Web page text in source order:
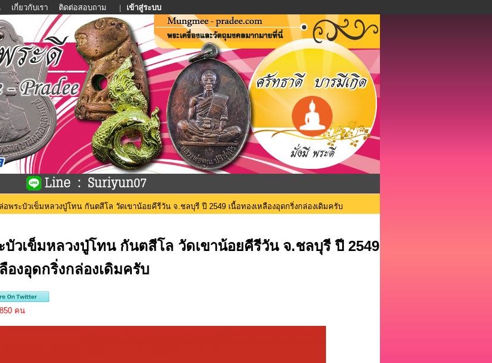
เกี่ยวกับเรา ติดต่อสอบถาม | เข้าสู่ระบบ
อพระบัวเข็มหลวงปู่โทน กันตสีโล วัดเขาน้อยคีรีวัน จ.ชลบุรี ปี 2549 เนื้อทองเหลืองอุดกริ่งกล่องเดิมครับ
บัวเข็มหลวงปู่โทน กันตสีโล วัดเขาน้อยคีรีวัน จ.ชลบุรี ปี 2549
องอุดกริ่งกล่องเดิมครับ
คน